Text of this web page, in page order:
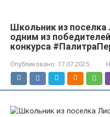
Школьник из поселка
одним из
конкурса
Опубликовано: 17.07.2025